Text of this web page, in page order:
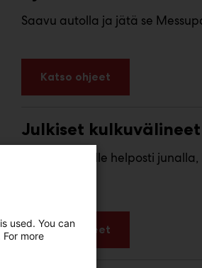
Saavu autolla ja jätä se
Katso ohjeet
Julkiset kulkuvälineet
Pääset paikalle helposti junalla,
Katso ohjeet
used. You can
more